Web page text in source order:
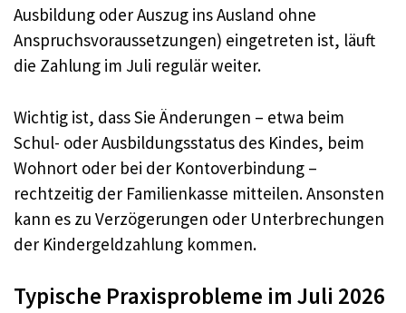
Ausbildung oder Auszug ins Ausland ohne
Anspruchsvoraussetzungen) eingetreten ist, läuft
die Zahlung im Juli regulär weiter.
Wichtig ist, dass Sie Änderungen – etwa beim
Schul- oder Ausbildungsstatus des Kindes, beim
Wohnort oder bei der Kontoverbindung –
rechtzeitig der Familienkasse mitteilen. Ansonsten
kann es zu Verzögerungen oder Unterbrechungen
der Kindergeldzahlung kommen.
Typische Praxisprobleme im Juli 2026